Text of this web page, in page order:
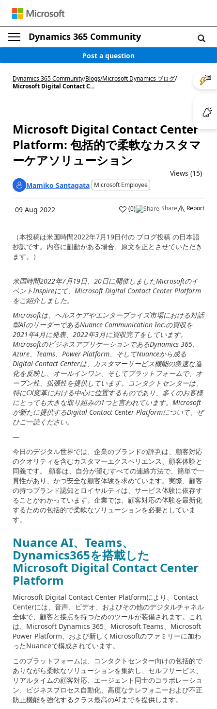
Dynamics 365 Community
Post a question
Dynamics 365 Community/Blogs/Microsoft Dynamics ブログ/
Microsoft Digital Contact C...
Microsoft Digital Contact Center
Platform: 包括的で柔軟なカスタマ
ーケアソリューション
Views (15)
Mamiko Santagata Microsoft Employee
09 Aug 2022 (0) Share Report
（本投稿は米国時間2022年7月 19日付の ブログ投稿 の日本語
抄訳です。内容に齟齬がある場合、原文を正とさせていただき
ます。）
米国時間2022年7月19日、20日に開催しましたMicrosoftのイ
ベントInspireにて、Microsoft Digital Contact Center Platform
をご紹介しました。
Microsoftは、ヘルスケアやエンタープライズ市場における対話
型AIのリーダーであるNuance Communication Inc.の買収を
2021年4月に発表、2022年3月に買収完了をしています。
MicrosoftのビジネスアプリケーションであるDynamics 365、
Azure、Teams、Power Platform、そしてNuanceから成る
Digital Contact Centerは、カスタマーサービス機能の急速な進
化を反映し、オールインワン、そしてプラットフォームで、オ
ープン性、拡張性を提供しています。コンタクトセンターは、
特にCX変革における中心に位置するものであり、多くのお客様
にとっても大きな取り組みの1つと言われています。Microsoft
が新たに提供するDigital Contact Center Platformについて、ぜ
ひご一読ください。
―
今日のデジタル世界では、企業のブランドの評判は、顧客対応
のクオリティを含むカスタマーエクスペリエンス、顧客体験と
同義です。 顧客は、自分が望むすべての連絡方法で、簡単で一
貫性があり、かつ安全な顧客体験を求めています。実際、顧客
の持つブランド認知とロイヤルティは、サービス体験に依存す
ることがわかっています。企業では、顧客対応の体験を最新化
するための包括的で柔軟なソリューションを必要としていま
す。
Nuance AI、 Teams、
Dynamics365を搭載した
Microsoft Digital Contact Center
Platform
Microsoft Digital Contact Center Platformにより、 Contact
Centerには、音声、ビデオ、およびその他のデジタルチャネル
全体で、顧客と接点を持つためのツールが装備されます。これ
は、 Microsoft Dynamics 365、 Microsoft Teams、 Microsoft
Power Platform、および新しく Microsoftのファミリーに加わ
ったNuanceで構成されています。
このプラットフォームは、コンタクトセンター向けの包括的で
ありながら柔軟なソリューションを集約し、セルフサービス、
リアルタイムの顧客対応、エージェント同士のコラボレーショ
ン、ビジネスプロセス自動化、高度なテレフォニーおよび不正
防止機能を強化するクラス最高のAIまでを提供します。